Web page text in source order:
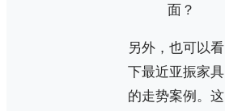
另外，也可以看
下最近亚振家具
的走势案例。这